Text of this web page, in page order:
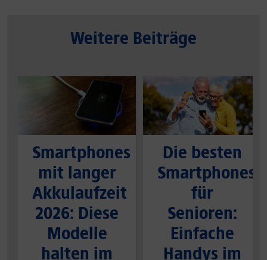
Weitere Beiträge
Smartphones
mit langer
Akkulaufzeit
2026: Diese
Modelle
halten im
Die besten
Smartphones
für
Senioren:
Einfache
Handys im